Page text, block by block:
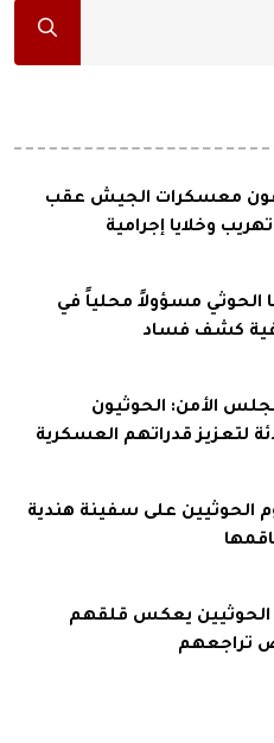
معسكرات الجيش عقب
وخلايا إجرامية
الحوثي مسؤولاً محلياً في
كشف فساد
الأمن: الحوثيون
لتعزيز قدراتهم العسكرية
الحوثيين على سفينة هندية
الحوثيين يعكس قلقهم
تراجعهم